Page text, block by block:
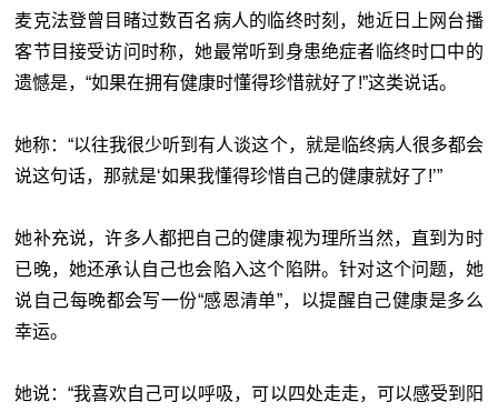
麦克法登曾目睹过数百名病人的临终时刻，她近日上网台播
客节目接受访问时称，她最常听到身患绝症者临终时口中的
遗憾是，“如果在拥有健康时懂得珍惜就好了!”这类说话。
她称：“以往我很少听到有人谈这个，就是临终病人很多都会
说这句话，那就是‘如果我懂得珍惜自己的健康就好了!’”
她补充说，许多人都把自己的健康视为理所当然，直到为时
已晚，她还承认自己也会陷入这个陷阱。针对这个问题，她
说自己每晚都会写一份“感恩清单”，以提醒自己健康是多么
幸运。
她说：“我喜欢自己可以呼吸，可以四处走走，可以感受到阳